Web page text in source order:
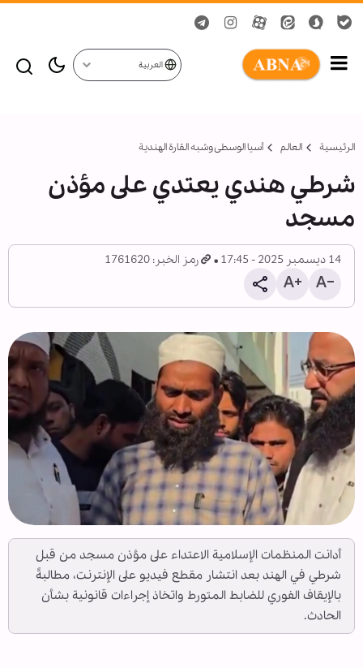
العربية
الرئيسية العالم أسیا الوسطی وشبه القارة الهندية
شرطي هندي یعتدي على مؤذن
مسجد
14 ديسمبر 2025 - 17:45 رمز الخبر: 1761620
أدانت المنظمات الإسلامية الاعتداء على مؤذن مسجد من قبل
شرطي في الهند بعد انتشار مقطع فيديو على الإنترنت، مطالبةً
بالإيقاف الفوري للضابط المتورط واتخاذ إجراءات قانونية بشأن
الحادث.